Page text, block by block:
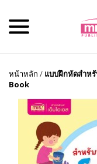
หน้าหลัก / แบบฝึกหัดสำห
Book